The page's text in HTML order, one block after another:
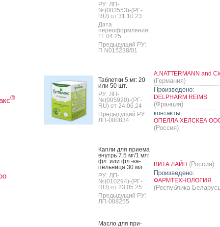
РУ: ЛП-
№(003553)-(РГ-
RU) от 31.10.23
Дата
переоформления:
11.04.25
Предыдущий РУ:
П N015238/01
®
Таб­летки 5 мг: 20
или 50 шт.
РУ: ЛП-
№(005920)-(РГ-
RU) от 24.06.24
Предыдущий РУ:
ЛП-000834
A.NATTERMANN and
(Германия)
Произведено:
DELPHARM REIMS
(Франция)
контакты:
ОПЕЛЛА ХЕЛСКЕА
(Россия)
Кап­ли для при­ема
внутрь 7.5 мг/1 мл:
фл. или фл.-ка­
пель­ни­ца 30 мл
РУ: ЛП-
№(010294)-(РГ-
RU) от 23.05.25
Предыдущий РУ:
ЛП-008255
ВИТА ЛАЙН (Россия)
Произведено:
ФАРМТЕХНОЛОГИЯ
(Республика
Мас­ло для при­